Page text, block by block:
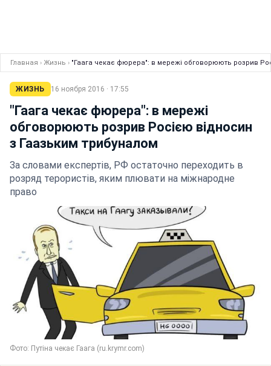
Главная › Жизнь › "Гаага чекає фюрера": в мережі обговорюють розрив
ЖИЗНЬ 16 ноября 2016 · 17:55
"Гаага чекає фюрера": в мережі
обговорюють розрив Росією відносин
з Гаазьким трибуналом
За словами експертів, РФ остаточно переходить в
розряд терористів, яким плювати на міжнародне
право
Фото: Путіна чекає Гаага (ru.krymr.com)